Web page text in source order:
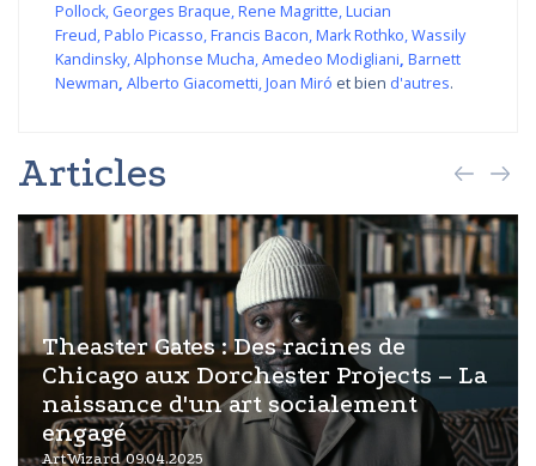
Pollock, Georges Braque,Rene Magritte,Lucian
Freud,Pablo Picasso,Francis Bacon,Mark Rothko,Wassily
Kandinsky,Alphonse Mucha,Amedeo Modigliani, Barnett
Newman, Alberto Giacometti,Joan Miró et bien d'autres.
Articles
Theaster Gates : Des racines de
Chicago aux Dorchester Projects – La
naissance d'un art socialement
engagé
ArtWizard 09.04.2025